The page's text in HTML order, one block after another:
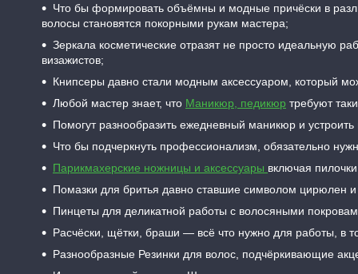
Что бы формировать объёмны и модные причёски в
волосы становятся покорными рукам мастера;
Зеркала косметические отразят не просто идеальную
визажистов;
Книпсеры давно стали модным аксессуаром, который
Любой мастер знает, что Маникюр, педикюр требуют
Помогут разнообразить ежедневный маникюр и
Что бы подчеркнуть профессионализм, обязательно
Парикмахерские ножницы и аксессуары включая
Помазки для бритья давно ставшие символом цирюлен
Пинцеты для деликатной работы с волосяными
Расчёски, щётки, браши — всё что нужно для работы, в
Разнообразные Резинки для волос, подчёркивающие